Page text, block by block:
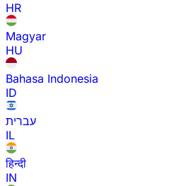
HR
Magyar
HU
Bahasa Indonesia
ID
עברית
IL
हिन्दी
IN